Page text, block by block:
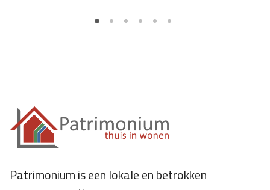
Patrimonium is een lokale en betrokken